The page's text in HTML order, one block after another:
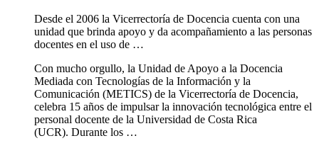
Desde el 2006 la Vicerrectoría de Docencia cuenta con una
unidad que brinda apoyo y da acompañamiento a las personas
docentes en el uso de …
Con mucho orgullo, la Unidad de Apoyo a la Docencia
Mediada con Tecnologías de la Información y la
Comunicación (METICS) de la Vicerrectoría de Docencia,
celebra 15 años de impulsar la innovación tecnológica entre el
personal docente de la Universidad de Costa Rica
(UCR). Durante los …